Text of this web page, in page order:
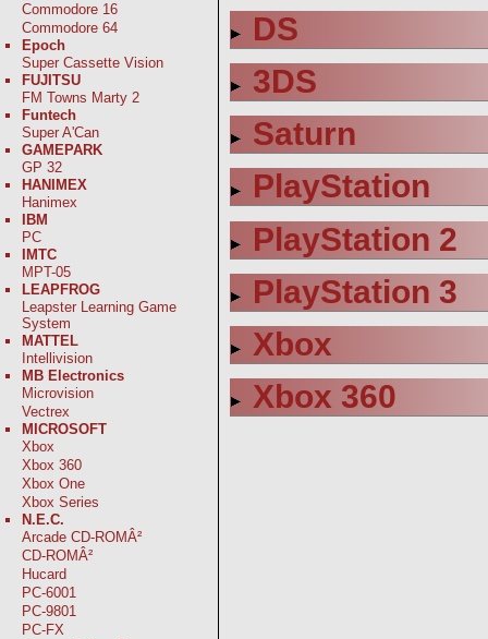
Commodore 16
Commodore 64
Epoch
Super Cassette Vision
FUJITSU
FM Towns Marty 2
Funtech
Super A'Can
GAMEPARK
GP 32
HANIMEX
Hanimex
IBM
PC
IMTC
MPT-05
LEAPFROG
Leapster Learning Game
System
MATTEL
Intellivision
MB Electronics
Microvision
Vectrex
MICROSOFT
Xbox
Xbox 360
Xbox One
Xbox Series
N.E.C.
Arcade CD-ROMÂ²
CD-ROMÂ²
Hucard
PC-6001
PC-9801
PC-FX
DS
3DS
Saturn
PlayStation
PlayStation 2
PlayStation 3
Xbox
Xbox 360